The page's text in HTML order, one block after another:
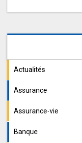
Actualités
Assurance
Assurance-vie
Banque